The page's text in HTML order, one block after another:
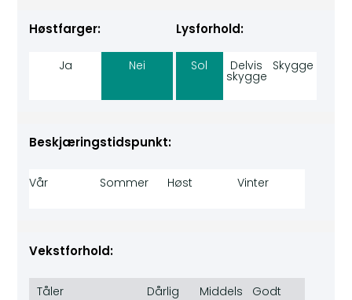
Høstfarger:
Ja Nei
Lysforhold:
Sol Delvis
skygge
Skygge
Beskjæringstidspunkt:
Vår Sommer Høst Vinter
Vekstforhold:
Tåler Dårlig Middels Godt